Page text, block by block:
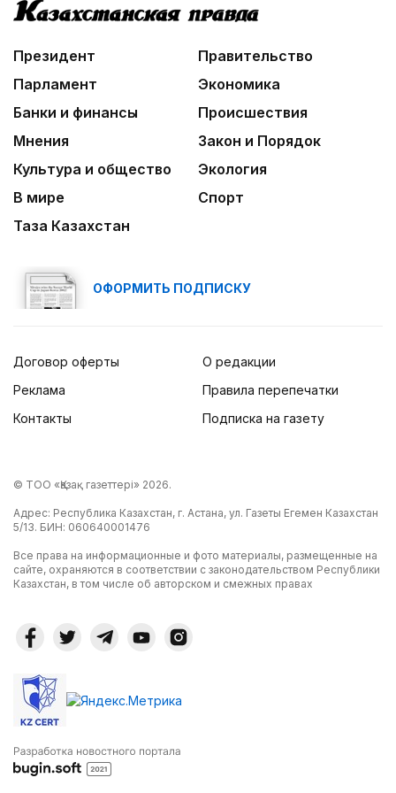
кассовым фильмом 2026 года
Леонардо Ди Каприо и глава Amazon
анонсировали совместный проект
Президент
Правительство
Парламент
Экономика
Банки и финансы
Происшествия
Мнения
Закон и Порядок
Культура и общество
Экология
В мире
Спорт
Таза Казахстан
ОФОРМИТЬ ПОДПИСКУ
Договор оферты
Реклама
Контакты
О редакции
Правила перепечатки
Подписка на газету
© ТОО «Қазақ газеттері» 2026.
Адрес: Республика Казахстан, г. Астана, ул. Газеты Егемен Казахстан
5/13. БИН: 060640001476
Все права на информационные и фото материалы, размещенные на
сайте, охраняются в соответствии с законодательством Республики
Казахстан, в том числе об авторском и смежных правах